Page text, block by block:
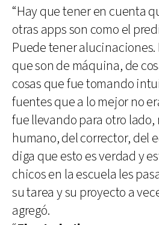
“Hay que tener en cuenta
otras apps son como el
Puede tener alucinaciones.
que son de máquina, de
cosas que fue tomando
fuentes que a lo mejor no
fue llevando para otro
humano, del corrector, del
diga que esto es verdad y
chicos en la escuela les
su tarea y su proyecto a
agregó.